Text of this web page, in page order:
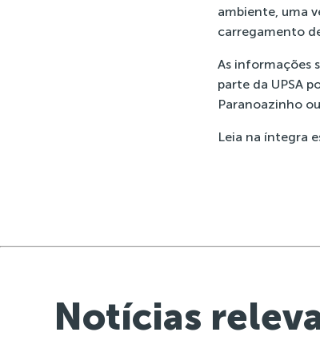
ambiente, uma
carregamento
As informações
parte da UPSA
Paranoazinho
Leia na íntegra
Notícias